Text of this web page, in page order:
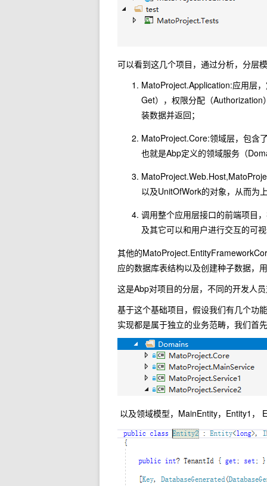
可以看到这几个项目，通过分析，分层
MatoProject.Application:应用层
Get），权限分配（Authorization
装数据并返回；
MatoProject.Core:领域层，包含
也就是Abp定义的领域服务（
以及UnitOfWork的对象，从而为
调用整个应用层接口的前端项目
及其它可以和用户进行交互的可
其他的
应的数据库表结构以及创建种子数据，
这是Abp对项目的分层，不同的开发人
基于这个基础项目，假设我们有几个功
实现都是属于独立的业务范畴，我们首
以及领域模型，MainEntity，Entity1，